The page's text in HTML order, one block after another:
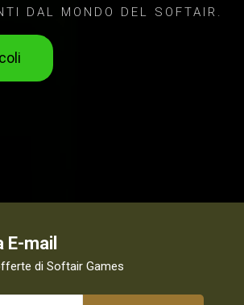
DAL MONDO DEL SOFTAIR.
mail
di Softair Games